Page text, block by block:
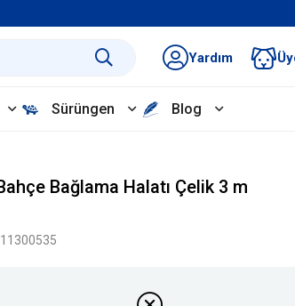
Yardım
Sürüngen Blog
Bağlama Halatı Çelik 3 m